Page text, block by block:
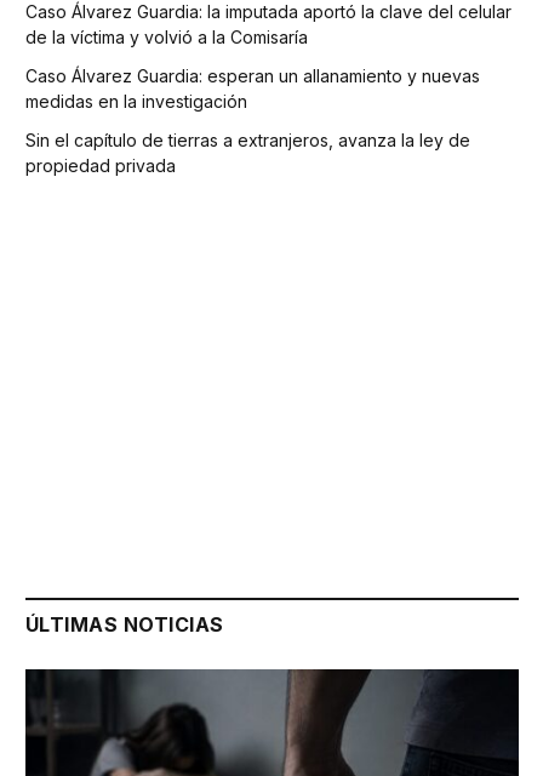
Caso Álvarez Guardia: la imputada aportó la clave del celular
de la víctima y volvió a la Comisaría
Caso Álvarez Guardia: esperan un allanamiento y nuevas
medidas en la investigación
Sin el capítulo de tierras a extranjeros, avanza la ley de
propiedad privada
ÚLTIMAS NOTICIAS